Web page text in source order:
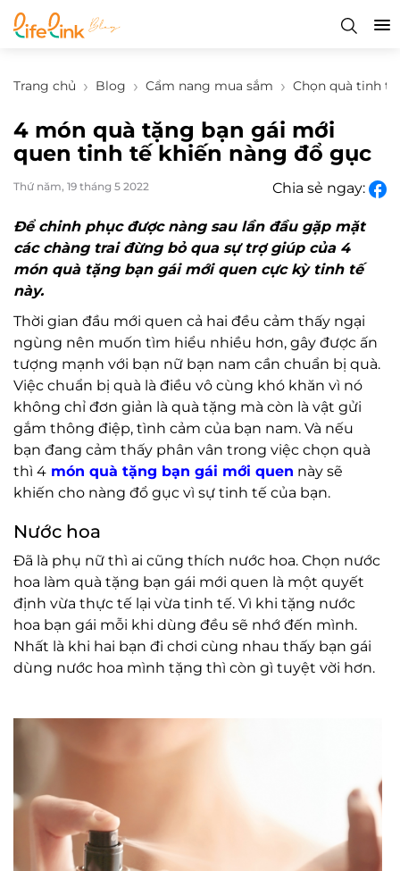
Trang chủ Blog Cẩm nang mua sắm Chọn quà tinh tế
4 món quà tặng bạn gái mới
quen tinh tế khiến nàng đổ gục
Thứ năm, 19 tháng 5 2022 Chia sẻ ngay:
Để chinh phục được nàng sau lần đầu gặp mặt
các chàng trai đừng bỏ qua sự trợ giúp của 4
món quà tặng bạn gái mới quen cực kỳ tinh tế
này.
Thời gian đầu mới quen cả hai đều cảm thấy ngại
ngùng nên muốn tìm hiểu nhiều hơn, gây được ấn
tượng mạnh với bạn nữ bạn nam cần chuẩn bị quà.
Việc chuẩn bị quà là điều vô cùng khó khăn vì nó
không chỉ đơn giản là quà tặng mà còn là vật gửi
gắm thông điệp, tình cảm của bạn nam. Và nếu
bạn đang cảm thấy phân vân trong việc chọn quà
thì 4 món quà tặng bạn gái mới quen này sẽ
khiến cho nàng đổ gục vì sự tinh tế của bạn.
Nước hoa
Đã là phụ nữ thì ai cũng thích nước hoa. Chọn nước
hoa làm quà tặng bạn gái mới quen là một quyết
định vừa thực tế lại vừa tinh tế. Vì khi tặng nước
hoa bạn gái mỗi khi dùng đều sẽ nhớ đến mình.
Nhất là khi hai bạn đi chơi cùng nhau thấy bạn gái
dùng nước hoa mình tặng thì còn gì tuyệt vời hơn.